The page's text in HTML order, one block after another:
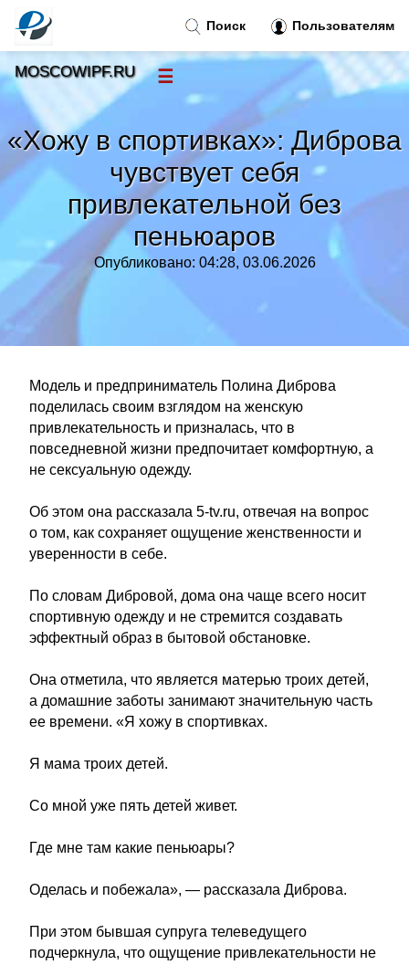
«Хожу в спортивках»: Диброва
чувствует себя
привлекательной без
пеньюаров
Опубликовано: 04:28, 03.06.2026
Модель и предприниматель Полина Диброва
поделилась своим взглядом на женскую
привлекательность и призналась, что в
повседневной жизни предпочитает комфортную, а
не сексуальную одежду.
Об этом она рассказала 5-tv.ru, отвечая на вопрос
о том, как сохраняет ощущение женственности и
уверенности в себе.
По словам Дибровой, дома она чаще всего носит
спортивную одежду и не стремится создавать
эффектный образ в бытовой обстановке.
Она отметила, что является матерью троих детей,
а домашние заботы занимают значительную часть
ее времени. «Я хожу в спортивках.
Я мама троих детей.
Со мной уже пять детей живет.
Где мне там какие пеньюары?
Оделась и побежала», — рассказала Диброва.
При этом бывшая супруга телеведущего
подчеркнула, что ощущение привлекательности не
Поиск Пользователям
MOSCOWIPF.RU ☰
Тренды новостей»
Рубрики»
Правила »